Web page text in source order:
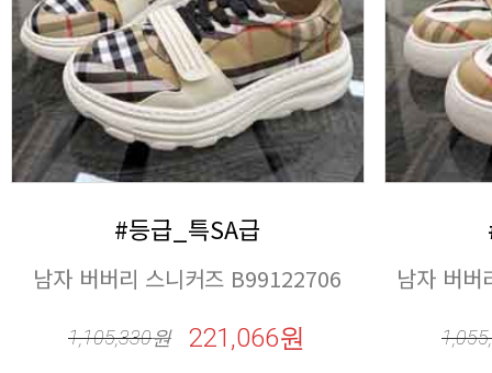
#등급_특SA급
남자 버버리 스니커즈 B99122706
1,105,330원 221,066원
남자 버